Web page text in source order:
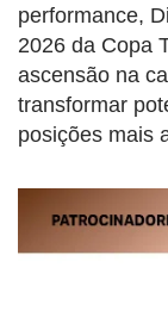
performance,
2026 da Copa
ascensão na
transformar
posições mais